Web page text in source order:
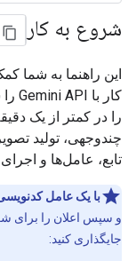
شروع به کار
این راهنما به شما کمک
را در کمتر از یک
چندوجهی، تولید
تابع، عامل‌ها و
با یک عامل
جایگذاری کنید: